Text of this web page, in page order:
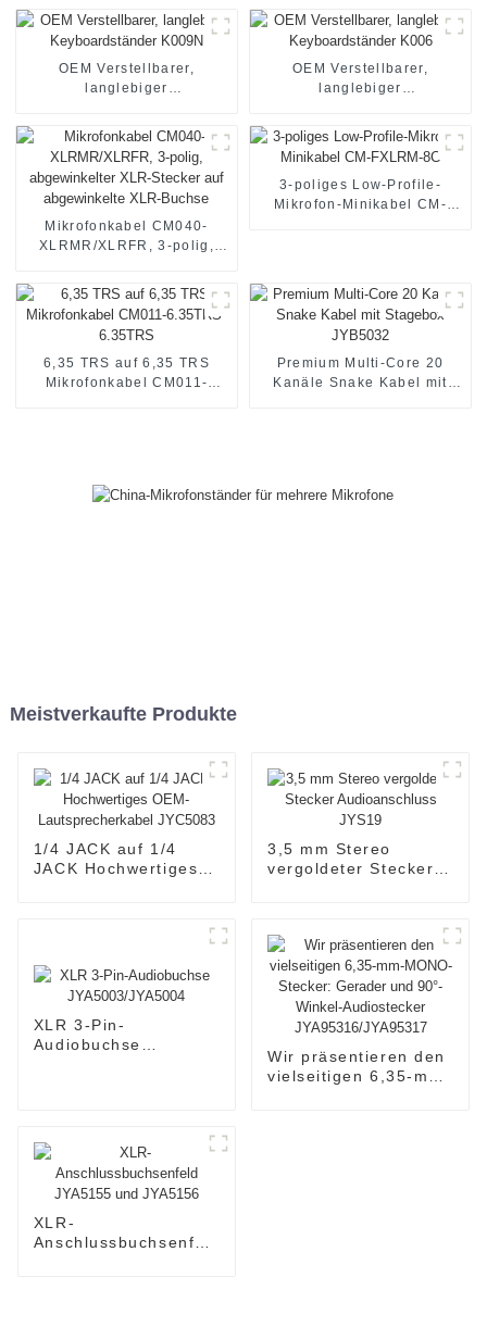
OEM Verstellbarer,
langlebiger
OEM Verstellbarer,
langlebiger
Mikrofonkabel CM040-
XLRMR/XLRFR, 3-polig,
auf abgewinkelte XLR-
3-poliges Low-Profile-
Mikrofon-Minikabel CM-
6,35 TRS auf 6,35 TRS
Mikrofonkabel CM011-
Premium Multi-Core 20
Kanäle Snake Kabel mit
Meistverkaufte Produkte
1/4 JACK auf 1/4
JACK Hochwertiges
3,5 mm Stereo
vergoldeter Stecker
XLR 3-Pin-
Audiobuchse
Wir präsentieren den
vielseitigen 6,35-mm-
XLR-
Anschlussbuchsenfeld